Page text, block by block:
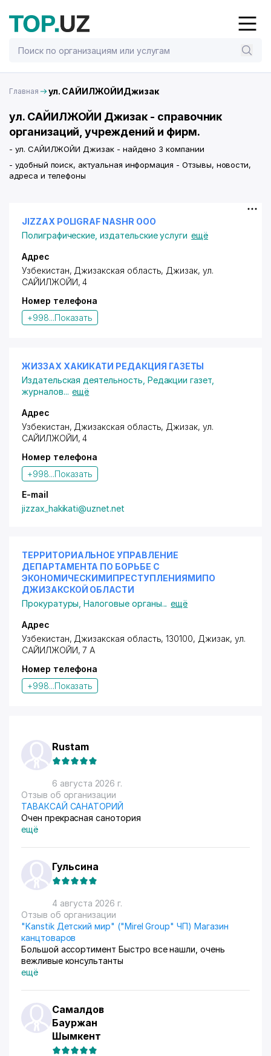
Главная ул. САЙИЛЖОЙИДжизак
ул. САЙИЛЖОЙИ Джизак - справочник
организаций, учреждений и фирм.
- ул. САЙИЛЖОЙИ Джизак - найдено 3 компании
- удобный поиск, актуальная информация - Отзывы, новости,
адреса и телефоны
JIZZAX POLIGRAF NASHR ООО
Полиграфические, издательские услуги ещё
Адрес
Узбекистан, Джизакская область, Джизак, ул.
САЙИЛЖОЙИ, 4
Номер телефона
+998...Показать
ЖИЗЗАХ ХАКИКАТИ РЕДАКЦИЯ ГАЗЕТЫ
Издательская деятельность Редакции газет,
журналов... ещё
Адрес
Узбекистан, Джизакская область, Джизак, ул.
САЙИЛЖОЙИ, 4
Номер телефона
+998...Показать
E-mail
jizzax_hakikati@uznet.net
ТЕРРИТОРИАЛЬНОЕ УПРАВЛЕНИЕ
ДЕПАРТАМЕНТА ПО БОРЬБЕ С
ЭКОНОМИЧЕСКИМИПРЕСТУПЛЕНИЯМИПО
ДЖИЗАКСКОЙ ОБЛАСТИ
Прокуратуры ,Налоговые органы... ещё
Адрес
Узбекистан, Джизакская область, 130100, Джизак, ул.
САЙИЛЖОЙИ, 7 А
Номер телефона
+998...Показать
Rustam
6 августа 2026 г.
Отзыв об организации
ТАВАКСАЙ САНАТОРИЙ
Очен прекрасная санотория
ещё
Гульсина
4 августа 2026 г.
Отзыв об организации
"Kanstik Детский мир" ("Mirel Group" ЧП) Магазин
канцтоваров
Большой ассортимент Быстро все нашли, очень
вежливые консультанты
ещё
Самалдов
Бауржан
Шымкент